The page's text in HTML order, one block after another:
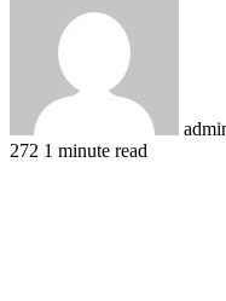
272 1 minute read